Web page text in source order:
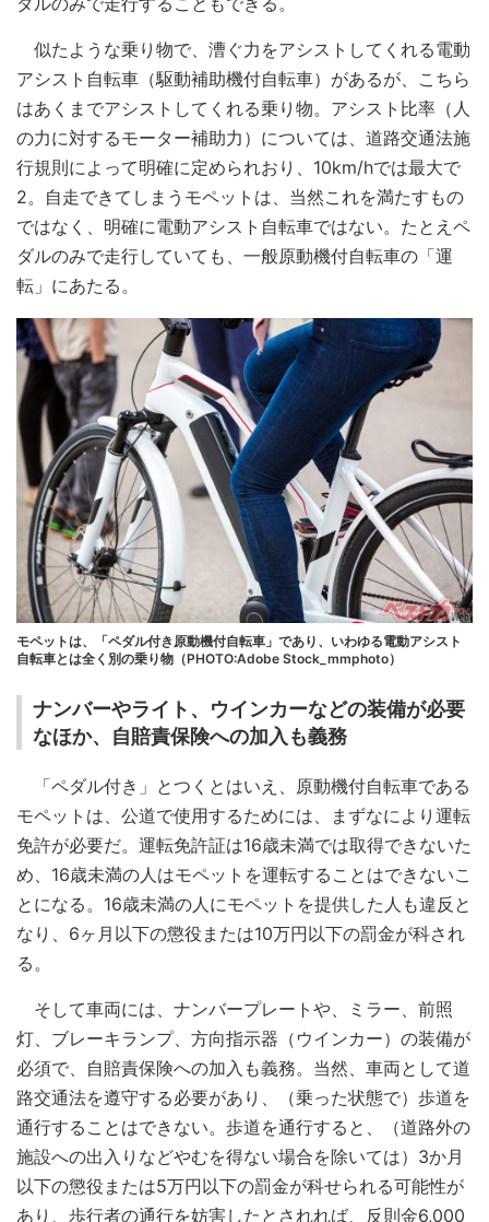
似たような乗り物で、漕ぐ力をアシストしてくれる電動
アシスト自転車（駆動補助機付自転車）があるが、こちら
はあくまでアシストしてくれる乗り物。アシスト比率（人
の力に対するモーター補助力）については、道路交通法施
行規則によって明確に定められおり、10km/hでは最大で
2。自走できてしまうモペットは、当然これを満たすもの
ではなく、明確に電動アシスト自転車ではない。たとえペ
ダルのみで走行していても、一般原動機付自転車の「運
転」にあたる。
モペットは、「ペダル付き原動機付自転車」であり、いわゆる電動アシスト
自転車とは全く別の乗り物（PHOTO:Adobe Stock_mmphoto）
ナンバーやライト、ウインカーなどの装備が必要
なほか、自賠責保険への加入も義務
「ペダル付き」とつくとはいえ、原動機付自転車である
モペットは、公道で使用するためには、まずなにより運転
免許が必要だ。運転免許証は16歳未満では取得できないた
め、16歳未満の人はモペットを運転することはできないこ
とになる。16歳未満の人にモペットを提供した人も違反と
なり、6ヶ月以下の懲役または10万円以下の罰金が科され
る。
そして車両には、ナンバープレートや、ミラー、前照
灯、ブレーキランプ、方向指示器（ウインカー）の装備が
必須で、自賠責保険への加入も義務。当然、車両として道
路交通法を遵守する必要があり、（乗った状態で）歩道を
通行することはできない。歩道を通行すると、（道路外の
施設への出入りなどやむを得ない場合を除いては）3か月
以下の懲役または5万円以下の罰金が科せられる可能性が
あり、歩行者の通行を妨害したとされれば、反則金6,000